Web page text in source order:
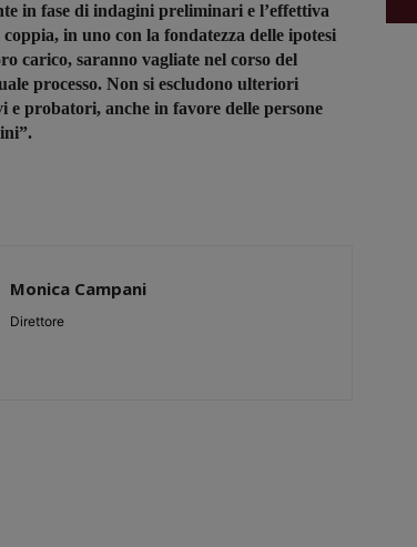
in fase di indagini preliminari e l’effettiva
in uno con la fondatezza delle ipotesi
carico, saranno vagliate nel corso del
processo. Non si escludono ulteriori
e probatori, anche in favore delle persone
Monica Campani
Direttore